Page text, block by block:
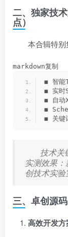
二、独家技
点）
本合辑特别
markdown复制
◼️ 智能
◼️ 实时
◼️ 自动
◼️
◼️ 关键
技术关
实测效果
创技术实验
三、卓创源
高效开发方